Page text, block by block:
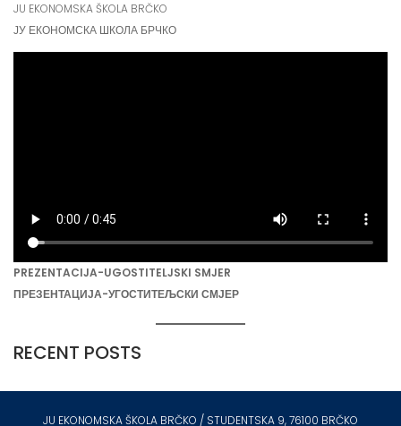
JU EKONOMSKA ŠKOLA BRČKO
ЈУ ЕКОНОМСКА ШКОЛА БРЧКО
PREZENTACIJA-UGOSTITELJSKI SMJER
ПРЕЗЕНТАЦИЈА-УГОСТИТЕЉСКИ СМЈЕР
RECENT POSTS
JU EKONOMSKA ŠKOLA BRČKO / STUDENTSKA 9, 76100 BRČKO